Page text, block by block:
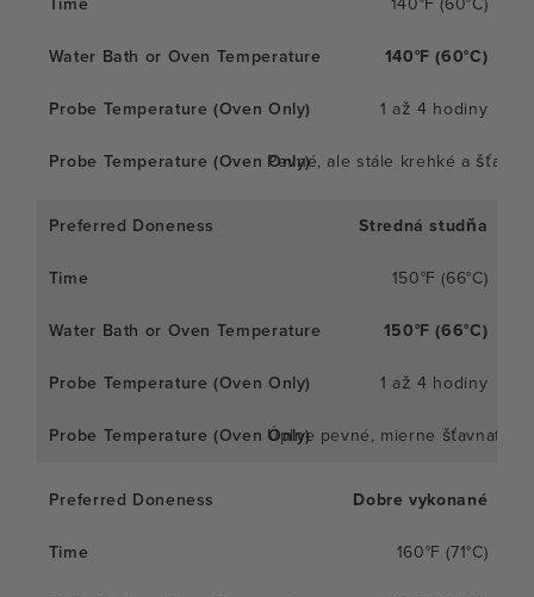
140°F (60°C)
1 až 4 hodiny
Pevné, ale stále krehké a
Stredná studňa
150°F (66°C)
150°F (66°C)
1 až 4 hodiny
Úplne pevné, mierne šťavnaté
Dobre vykonané
160°F (71°C)